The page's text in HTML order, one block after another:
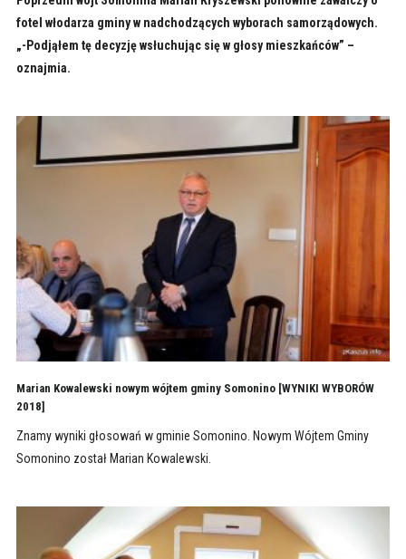
fotel włodarza gminy w nadchodzących wyborach samorządowych.
„-Podjąłem tę decyzję wsłuchując się w głosy mieszkańców” –
oznajmia.
Marian Kowalewski nowym wójtem gminy Somonino [WYNIKI WYBORÓW
2018]
Znamy wyniki głosowań w gminie Somonino. Nowym Wójtem Gminy
Somonino został Marian Kowalewski.